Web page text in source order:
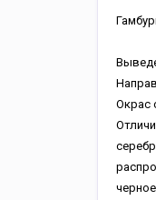
Окрас